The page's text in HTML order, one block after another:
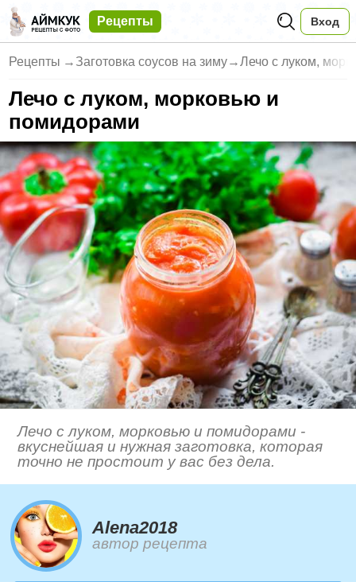
Рецепты Вход
Рецепты → Заготовка соусов на зиму→Лечо с луком,
Лечо с луком, морковью и
помидорами
Лечо с луком, морковью и помидорами -
вкуснейшая и нужная заготовка, которая
точно не простоит у вас без дела.
Alena2018
автор рецепта